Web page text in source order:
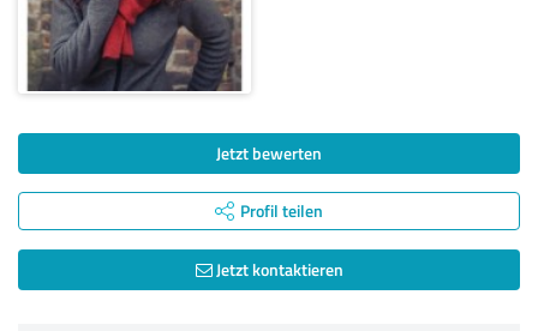
Jetzt bewerten
Profil teilen
Jetzt kontaktieren